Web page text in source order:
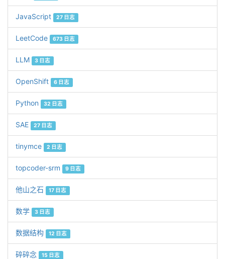
JavaScript 27 日志
LeetCode 673 日志
LLM 3 日志
OpenShift 6 日志
Python 32 日志
SAE 27 日志
tinymce 2 日志
topcoder-srm 9 日志
他山之石 17 日志
数学 3 日志
数据结构 12 日志
碎碎念 15 日志